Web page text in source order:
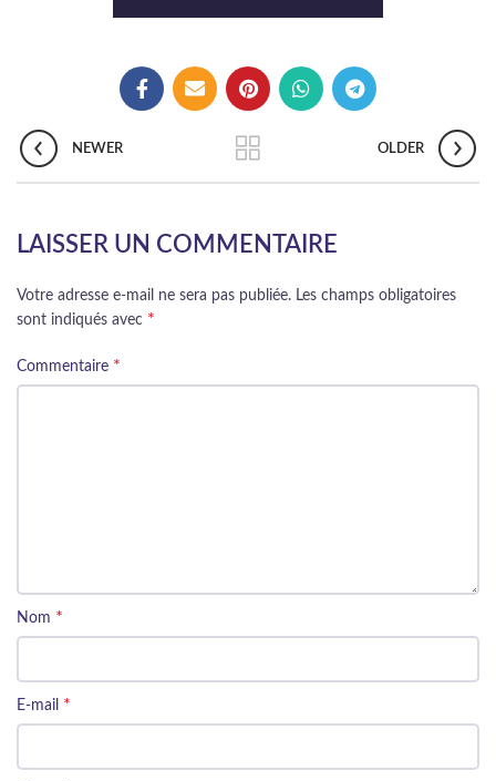
NEWER OLDER
LAISSER UN COMMENTAIRE
Votre adresse e-mail ne sera pas publiée. Les champs obligatoires
sont indiqués avec *
Commentaire *
Nom *
E-mail *